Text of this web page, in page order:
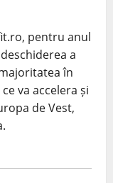
pentru anul
a
în
va accelera și
de Vest,